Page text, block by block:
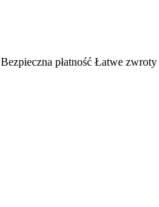
Bezpieczna płatność Łatwe zwroty